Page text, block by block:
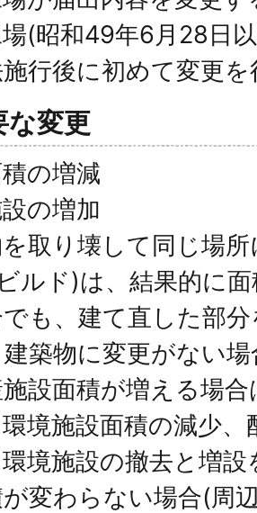
(昭和49年6月28日
行後に初めて変更
な変更
の増減
の増加
取り壊して同じ場
ルド)は、結果的に
も、建て直した部
建築物に変更がない
施設面積が増える場
境施設面積の減少、
境施設の撤去と増
変わらない場合(周